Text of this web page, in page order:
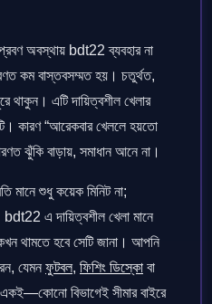
অবস্থায় bdt22 ব্যবহার না
কম বাস্তবসম্মত হয়। চতুর্থত,
থাকুন। এটি দায়িত্বশীল খেলার
কারণ “আরেকবার খেললে হয়তো
ঝুঁকি বাড়ায়, সমাধান আনে না।
মানে শুধু কয়েক মিনিট না;
bdt22 এ দায়িত্বশীল খেলা মানে
থামতে হবে সেটি জানা। আপনি
যেমন ফুটবল, ফিশিং ডিস্কো বা
একই—কোনো বিভাগেই সীমার বাইরে